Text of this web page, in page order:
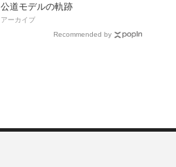
公道モデルの軌跡
アーカイブ
Recommended by